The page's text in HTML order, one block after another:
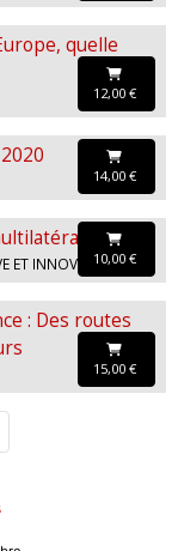
quelle
12,00 €
14,00 €
ET INNOVATION
10,00 €
: Des routes
15,00 €